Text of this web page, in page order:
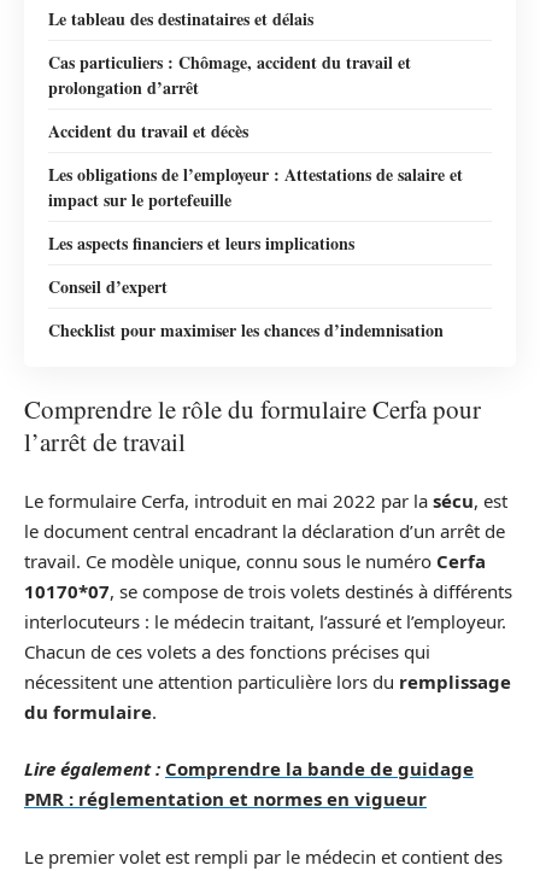
Le tableau des destinataires et délais
Cas particuliers : Chômage, accident du travail et
prolongation d’arrêt
Accident du travail et décès
Les obligations de l’employeur : Attestations de salaire et
impact sur le portefeuille
Les aspects financiers et leurs implications
Conseil d’expert
Checklist pour maximiser les chances d’indemnisation
Comprendre le rôle du formulaire Cerfa pour
l’arrêt de travail
Le formulaire Cerfa, introduit en mai 2022 par la sécu, est
le document central encadrant la déclaration d’un arrêt de
travail. Ce modèle unique, connu sous le numéro Cerfa
10170*07, se compose de trois volets destinés à différents
interlocuteurs : le médecin traitant, l’assuré et l’employeur.
Chacun de ces volets a des fonctions précises qui
nécessitent une attention particulière lors du remplissage
du formulaire.
Lire également : Comprendre la bande de guidage
PMR : réglementation et normes en vigueur
Le premier volet est rempli par le médecin et contient des